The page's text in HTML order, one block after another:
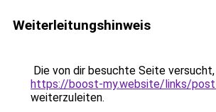
Weiterleitungshinweis
Die von dir besuchte Seite
https://boost-my.website/links/
weiterzuleiten.